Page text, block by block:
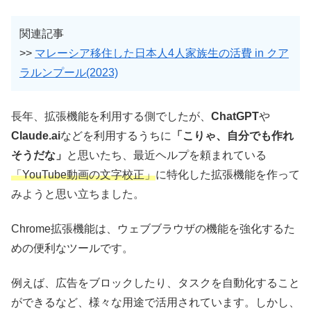
関連記事
>> マレーシア移住した日本人4人家族生の活費 in クア
ラルンプール(2023)
長年、拡張機能を利用する側でしたが、 ChatGPTや
Claude.aiなどを利用するうちに
「こりゃ、自分でも作れ
そうだな」
と思いたち、最近ヘルプを頼まれている
「YouTube動画の文字校正」に特化した拡張機能を作って
みようと思い立ちました。
Chrome拡張機能は、ウェブブラウザの機能を強化するた
めの便利なツールです。
例えば、広告をブロックしたり、タスクを自動化すること
ができるなど、様々な用途で活用されています。しかし、